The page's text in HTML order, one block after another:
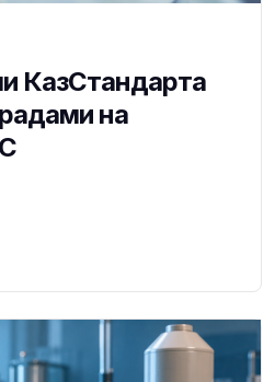
КазСтандарта
на